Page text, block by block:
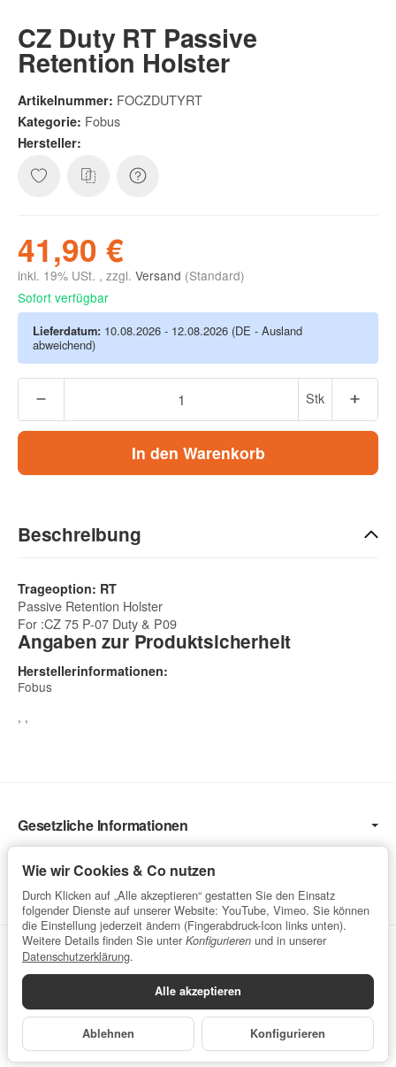
CZ Duty RT Passive
Retention Holster
Artikelnummer: FOCZDUTYRT
Kategorie: Fobus
Hersteller:
41,90 €
inkl. 19% USt. , zzgl. Versand (Standard)
Sofort verfügbar
Lieferdatum: 10.08.2026 - 12.08.2026 (DE - Ausland
abweichend)
Stk
In den Warenkorb
Beschreibung
Trageoption: RT
Passive Retention Holster
For :CZ 75 P-07 Duty & P09
Angaben zur Produktsicherheit
Herstellerinformationen:
Fobus
, ,
Gesetzliche Informationen
Informationen
Service
Vertrag widerrufen
Datenschutzerklärung•Impressum
Alle Preise inkl. gesetzlicher USt., zzgl.Versand
Powered byJTL-Shop
Wie wir Cookies & Co nutzen
Durch Klicken auf „Alle akzeptieren“ gestatten Sie den Einsatz
folgender Dienste auf unserer Website: YouTube, Vimeo. Sie können
die Einstellung jederzeit ändern (Fingerabdruck-Icon links unten).
Weitere Details finden Sie unter Konfigurieren und in unserer
Datenschutzerklärung.
Alle akzeptieren
Ablehnen Konfigurieren